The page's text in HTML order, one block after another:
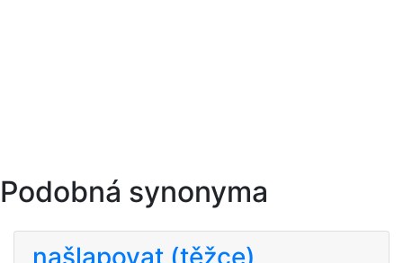
Podobná synonyma
našlapovat (těžce)